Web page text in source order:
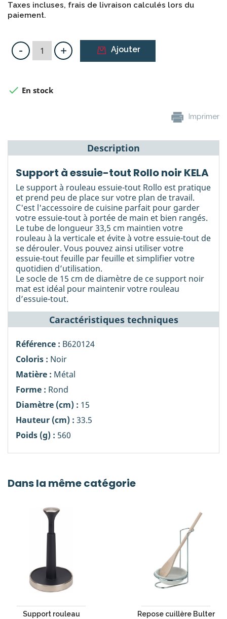
Taxes incluses, frais de livraison calculés lors du
paiement.
- + Ajouter
 En stock
Imprimer
Description
Support à essuie-tout Rollo noir KELA
Le support à rouleau essuie-tout Rollo est pratique
et prend peu de place sur votre plan de travail.
C'est l'accessoire de cuisine parfait pour garder
votre essuie-tout à portée de main et bien rangés.
Le tube de longueur 33,5 cm maintien votre
rouleau à la verticale et évite à votre essuie-tout de
se dérouler. Vous pouvez ainsi utiliser votre
essuie-tout feuille par feuille et simplifier votre
quotidien d’utilisation.
Le socle de 15 cm de diamètre de ce support noir
mat est idéal pour maintenir votre rouleau
d’essuie-tout.
Caractéristiques techniques
Référence : B620124
Coloris : Noir
Matière : Métal
Forme : Rond
Diamètre (cm) : 15
Hauteur (cm) : 33.5
Poids (g) : 560
Dans la même catégorie
Support rouleau
Repose cuillère Bulter